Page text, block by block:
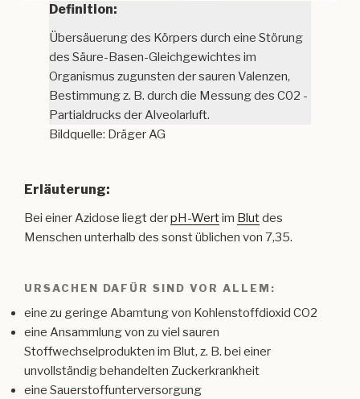
Definition:
Übersäuerung des Körpers durch eine Störung
des Säure-Basen-Gleichgewichtes im
Organismus zugunsten der sauren Valenzen,
Bestimmung z. B. durch die Messung des C02 -
Partialdrucks der Alveolarluft.
Bildquelle: Dräger AG
Erläuterung:
Bei einer Azidose liegt derpH-Wertim Blutdes
Menschen unterhalb des sonst üblichen von 7,35.
URSACHEN DAFÜR SIND VOR ALLEM:
eine zu geringe Abamtung von Kohlenstoffdioxid CO2
eine Ansammlung von zu viel sauren
Stoffwechselprodukten im Blut, z. B. bei einer
unvollständig behandelten Zuckerkrankheit
eine Sauerstoffunterversorgung